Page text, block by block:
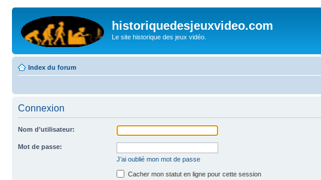
historiquedesjeuxvideo.com
Le site historique des jeux vidéo.
Index du forum
Connexion
Nom d’utilisateur:
Mot de passe:
J’ai oublié mon mot de passe
Cacher mon statut en ligne pour cette session